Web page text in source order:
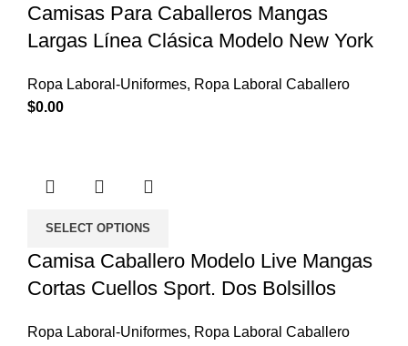
Camisas Para Caballeros Mangas
Largas Línea Clásica Modelo New York
Ropa Laboral-Uniformes, Ropa Laboral Caballero
$0.00
SELECT OPTIONS
Camisa Caballero Modelo Live Mangas
Cortas Cuellos Sport. Dos Bolsillos
Ropa Laboral-Uniformes, Ropa Laboral Caballero